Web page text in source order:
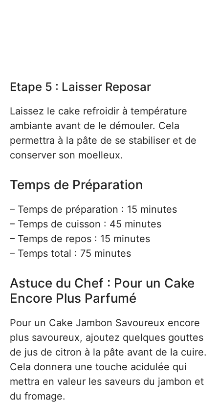
Etape 5 : Laisser Reposar
Laissez le cake refroidir à température
ambiante avant de le démouler. Cela
permettra à la pâte de se stabiliser et de
conserver son moelleux.
Temps de Préparation
– Temps de préparation : 15 minutes
– Temps de cuisson : 45 minutes
– Temps de repos : 15 minutes
– Temps total : 75 minutes
Astuce du Chef : Pour un Cake
Encore Plus Parfumé
Pour un Cake Jambon Savoureux encore
plus savoureux, ajoutez quelques gouttes
de jus de citron à la pâte avant de la cuire.
Cela donnera une touche acidulée qui
mettra en valeur les saveurs du jambon et
du fromage.